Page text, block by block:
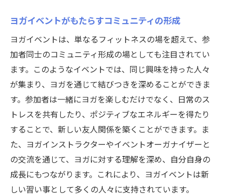
ヨガイベントでの体験を家庭で活かす方法
事
心と体のリセット方法
ヨガの呼吸法でリラックス
新たな習い事でのリフレッシュ効果
ヨガイベント後の心地よさを持続させる
リフレッシュするためのヨガポーズ
ヨガイベントでチャージするエネルギー
ヨガイベントを通じて習い事に転機を求める
ヨガを通じて自己発見をする
ヨガイベントがもたらすコミュニティの形成
ヨガイベントは、単なるフィットネスの場を超えて、参
加者同士のコミュニティ形成の場としても注目されてい
ます。このようなイベントでは、同じ興味を持った人々
が集まり、ヨガを通じて結びつきを深めることができま
す。参加者は一緒にヨガを楽しむだけでなく、日常のス
トレスを共有したり、ポジティブなエネルギーを得たり
することで、新しい友人関係を築くことができます。ま
た、ヨガインストラクターやイベントオーガナイザーと
の交流を通じて、ヨガに対する理解を深め、自分自身の
成長にもつながります。これにより、ヨガイベントは新
しい習い事として多くの人々に支持されています。